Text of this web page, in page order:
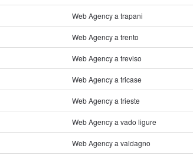
Web Agency a trapani
Web Agency a trento
Web Agency a treviso
Web Agency a tricase
Web Agency a trieste
Web Agency a vado ligure
Web Agency a valdagno